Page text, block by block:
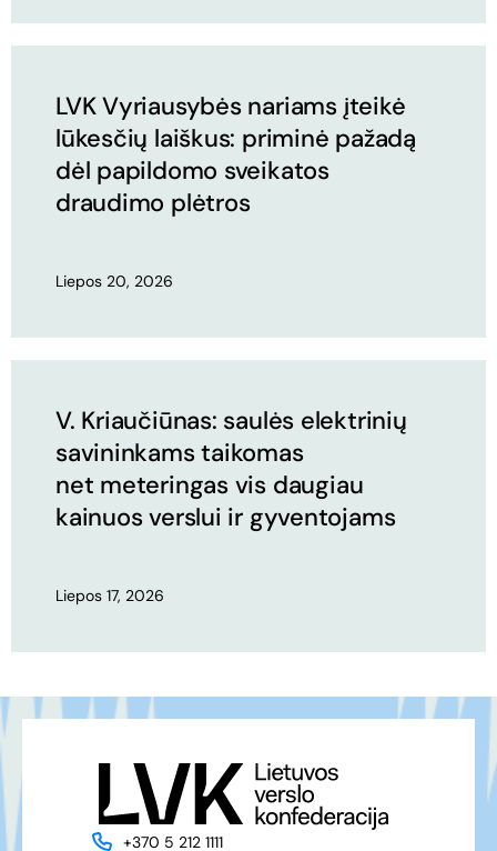
LVK Vyriausybės nariams įteikė
lūkesčių laiškus: priminė pažadą
dėl papildomo sveikatos
draudimo plėtros
Liepos 20, 2026
V. Kriaučiūnas: saulės elektrinių
savininkams taikomas
net meteringas vis daugiau
kainuos verslui ir gyventojams
Liepos 17, 2026
+370 5 212 1111